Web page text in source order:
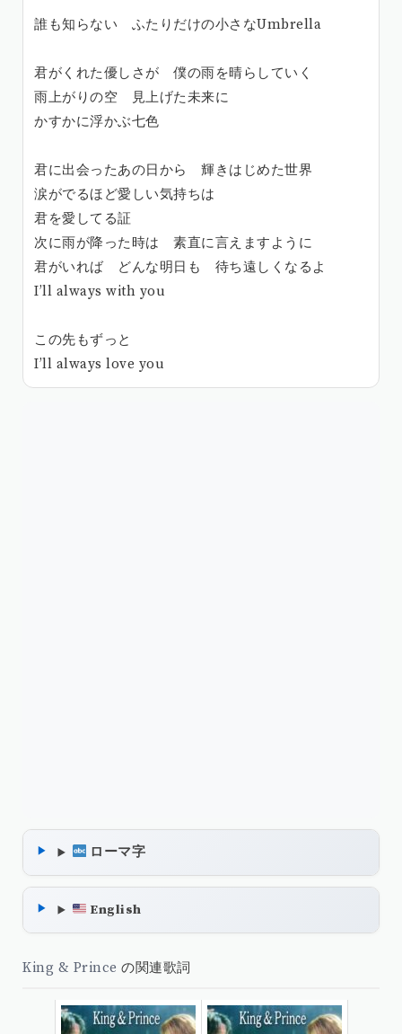
誰も知らない ふたりだけの小さなUmbrella
君がくれた優しさが 僕の雨を晴らしていく
雨上がりの空 見上げた未来に
かすかに浮かぶ七色
君に出会ったあの日から 輝きはじめた世界
涙がでるほど愛しい気持ちは
君を愛してる証
次に雨が降った時は 素直に言えますように
君がいれば どんな明日も 待ち遠しくなるよ
I’ll always with you
この先もずっと
I’ll always love you
ローマ字
English
King & Prince の関連歌詞